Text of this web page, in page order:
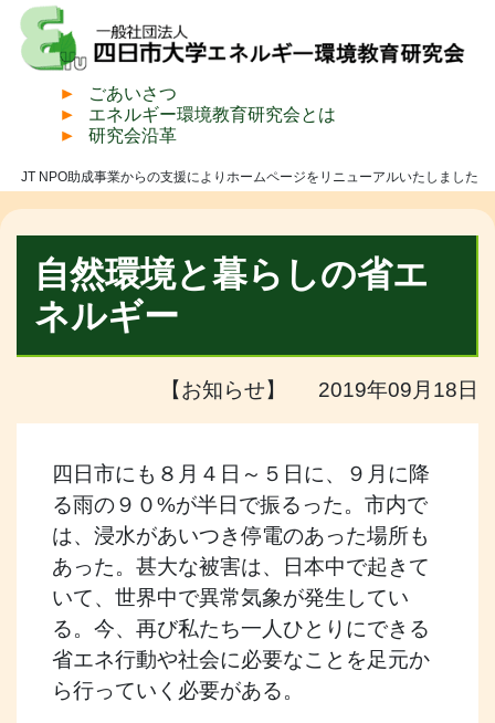
ごあいさつ
エネルギー環境教育研究会とは
研究会沿革
JT NPO助成事業からの支援によりホームページをリニューアルいたしました
自然環境と暮らしの省エ
ネルギー
【お知らせ】 2019年09月18日
四日市にも８月４日～５日に、９月に降
る雨の９０%が半日で振るった。市内で
は、浸水があいつき停電のあった場所も
あった。甚大な被害は、日本中で起きて
いて、世界中で異常気象が発生してい
る。今、再び私たち一人ひとりにできる
省エネ行動や社会に必要なことを足元か
ら行っていく必要がある。